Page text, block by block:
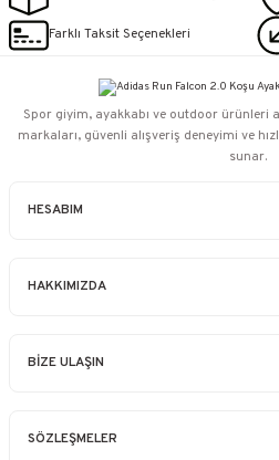
Farklı Taksit Seçenekleri
HESABIM
HAKKIMIZDA
BİZE ULAŞIN
SÖZLEŞMELER
Spor giyim, ayakkabı ve outdoor ürünleri
markaları, güvenli alışveriş deneyimi ve
sunar.